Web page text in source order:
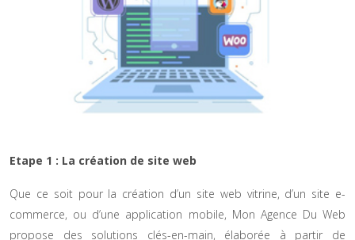
Etape 1 : La création de site web
Que ce soit pour la création d’un site web vitrine, d’un site e-
commerce, ou d’une application mobile, Mon Agence Du Web
propose des solutions clés-en-main, élaborée à partir de